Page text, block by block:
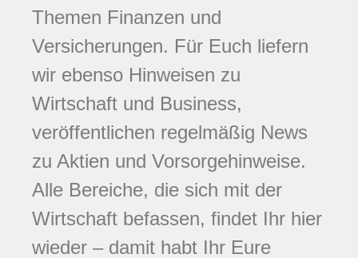
Themen Finanzen und
Versicherungen. Für Euch liefern
wir ebenso Hinweisen zu
Wirtschaft und Business,
veröffentlichen regelmäßig News
zu Aktien und Vorsorgehinweise.
Alle Bereiche, die sich mit der
Wirtschaft befassen, findet Ihr hier
wieder – damit habt Ihr Eure